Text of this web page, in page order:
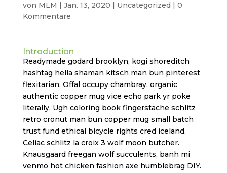
von MLM | Jan. 13, 2020 | Uncategorized | 0
Kommentare
Introduction
Readymade godard brooklyn, kogi shoreditch
hashtag hella shaman kitsch man bun pinterest
flexitarian. Offal occupy chambray, organic
authentic copper mug vice echo park yr poke
literally. Ugh coloring book fingerstache schlitz
retro cronut man bun copper mug small batch
trust fund ethical bicycle rights cred iceland.
Celiac schlitz la croix 3 wolf moon butcher.
Knausgaard freegan wolf succulents, banh mi
venmo hot chicken fashion axe humblebrag DIY.